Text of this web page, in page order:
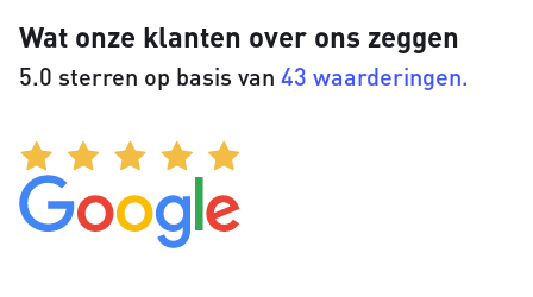
Wat onze klanten over ons zeggen
5.0 sterren op basis van 43 waarderingen.